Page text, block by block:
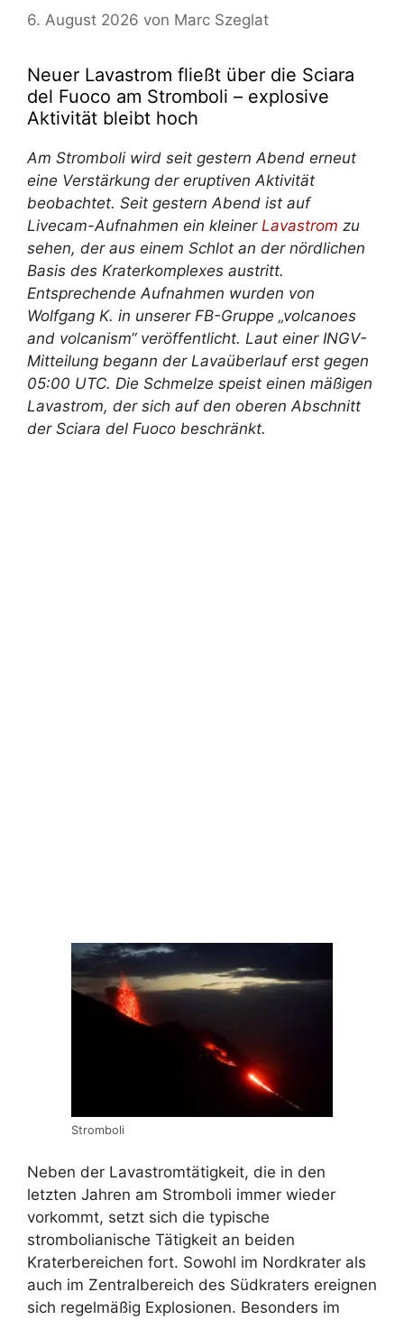
6. August 2026 von Marc Szeglat
Neuer Lavastrom fließt über die Sciara
del Fuoco am Stromboli – explosive
Aktivität bleibt hoch
Am Stromboli wird seit gestern Abend erneut
eine Verstärkung der eruptiven Aktivität
beobachtet. Seit gestern Abend ist auf
Livecam-Aufnahmen ein kleiner Lavastrom zu
sehen, der aus einem Schlot an der nördlichen
Basis des Kraterkomplexes austritt.
Entsprechende Aufnahmen wurden von
Wolfgang K. in unserer FB-Gruppe „volcanoes
and volcanism“ veröffentlicht. Laut einer INGV-
Mitteilung begann der Lavaüberlauf erst gegen
05:00 UTC. Die Schmelze speist einen mäßigen
Lavastrom, der sich auf den oberen Abschnitt
der Sciara del Fuoco beschränkt.
Stromboli
Neben der Lavastromtätigkeit, die in den
letzten Jahren am Stromboli immer wieder
vorkommt, setzt sich die typische
strombolianische Tätigkeit an beiden
Kraterbereichen fort. Sowohl im Nordkrater als
auch im Zentralbereich des Südkraters ereignen
sich regelmäßig Explosionen. Besonders im